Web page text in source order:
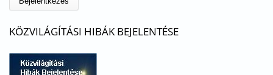
KÖZVILÁGÍTÁSI HIBÁK BEJELENTÉSE